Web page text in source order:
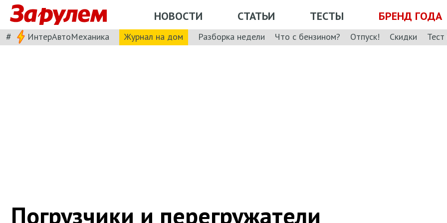
НОВОСТИ СТАТЬИ ТЕСТЫ БРЕНД ГОДА
# ИнтерАвтоМеханика Журнал на дом Разборка недели Что с бензином? Отпуск! Скидки
Погрузчики и перегружатели